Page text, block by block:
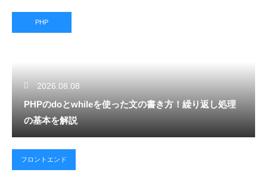
PHP
2026.08.08
PHPのdoとwhileを使った文の書き方！繰り返し処理
の基本を解説
フロントエンド